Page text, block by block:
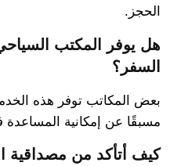
الحجز.
هل يوفر المكتب
السفر؟
بعض المكاتب توفر هذه
مسبقًا عن إمكانية
كيف أتأكد من مصداقية